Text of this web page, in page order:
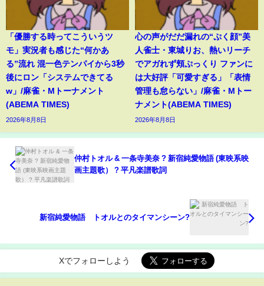
「優勝する時ってこういうツ
モ」実況者も感じた“何かあ
る”流れ 混一色テンパイから3秒
後にロン「システムできてる
w」/麻雀・Mトーナメント
(ABEMA TIMES)
2026年8月8日
心の声がだだ漏れの“ぷく顔”美
人雀士・東城りお、熱いリーチ
でアガれず頬ぷっくり ファンに
は大好評「可愛すぎる」「表情
管理も怠らない」/麻雀・Mトー
ナメント(ABEMA TIMES)
2026年8月8日
仲村トオル & 一条寺美奈 ? 新宿純愛物語 (東映系映
画主題歌） ? 平凡楽譜歌詞
新宿純愛物語 トオルとのタイマンシーン?
Xでフォローしよう